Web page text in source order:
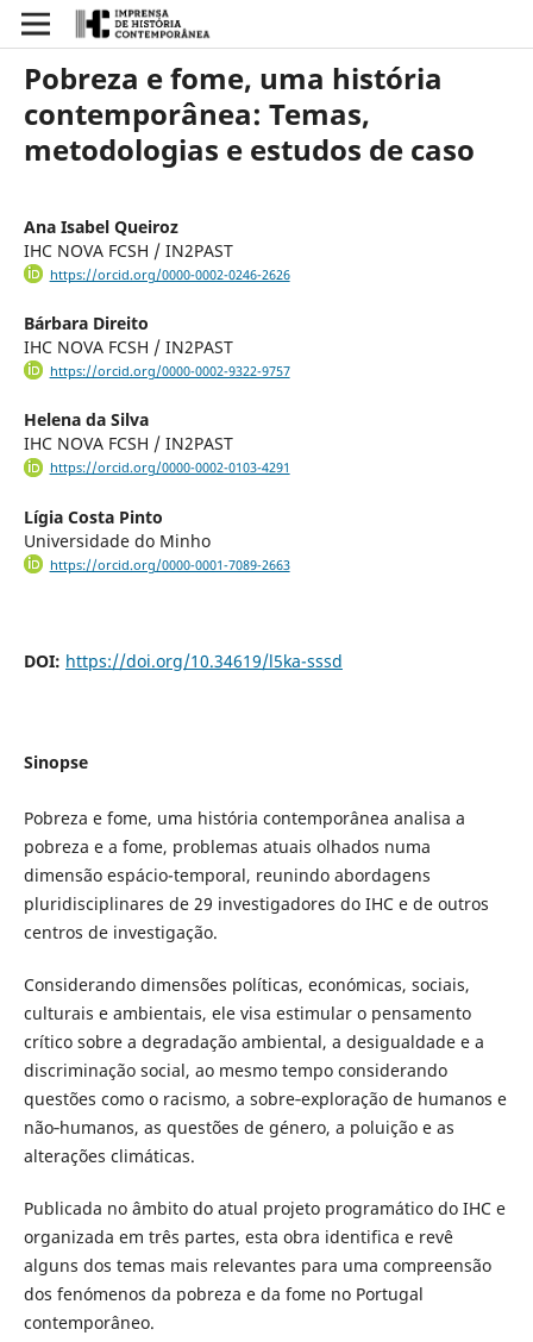
Pobreza e fome, uma história
contemporânea: Temas,
metodologias e estudos de caso
Ana Isabel Queiroz
IHC NOVA FCSH / IN2PAST
https://orcid.org/0000-0002-0246-2626
Bárbara Direito
IHC NOVA FCSH / IN2PAST
https://orcid.org/0000-0002-9322-9757
Helena da Silva
IHC NOVA FCSH / IN2PAST
https://orcid.org/0000-0002-0103-4291
Lígia Costa Pinto
Universidade do Minho
https://orcid.org/0000-0001-7089-2663
DOI: https://doi.org/10.34619/l5ka-sssd
Sinopse
Pobreza e fome, uma história contemporânea analisa a
pobreza e a fome, problemas atuais olhados numa
dimensão espácio-temporal, reunindo abordagens
pluridisciplinares de 29 investigadores do IHC e de outros
centros de investigação.
Considerando dimensões políticas, económicas, sociais,
culturais e ambientais, ele visa estimular o pensamento
crítico sobre a degradação ambiental, a desigualdade e a
discriminação social, ao mesmo tempo considerando
questões como o racismo, a sobre‑exploração de humanos e
não‑humanos, as questões de género, a poluição e as
alterações climáticas.
Publicada no âmbito do atual projeto programático do IHC e
organizada em três partes, esta obra identifica e revê
alguns dos temas mais relevantes para uma compreensão
dos fenómenos da pobreza e da fome no Portugal
contemporâneo.